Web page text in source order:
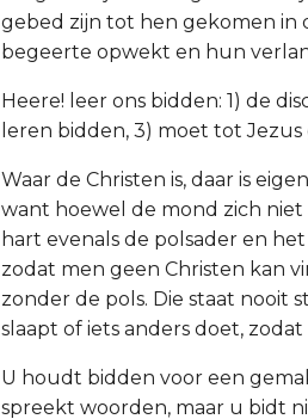
gebed zijn tot hen gekomen in
begeerte opwekt en hun
Heere! leer ons bidden: 1) de
leren bidden, 3) moet tot
Waar de Christen is, daar is
want hoewel de mond zich
hart evenals de polsader en
zodat men geen Christen kan
zonder de pols. Die staat nooit
slaapt of iets anders doet,
U houdt bidden voor een
spreekt woorden, maar u bidt